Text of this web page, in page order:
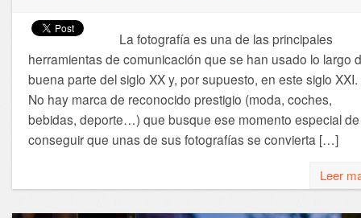
La fotografía es una de las principales
herramientas de comunicación que se han usado lo largo
buena parte del siglo XX y, por supuesto, en este siglo XXI.
No hay marca de reconocido prestigio (moda, coches,
bebidas, deporte…) que busque ese momento especial de
conseguir que unas de sus fotografías se convierta […]
Leer